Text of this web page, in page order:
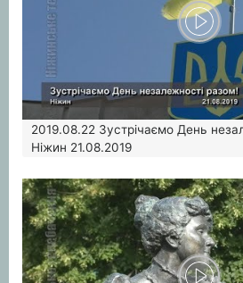
2019.08.22 Зустрічаємо День
Ніжин 21.08.2019